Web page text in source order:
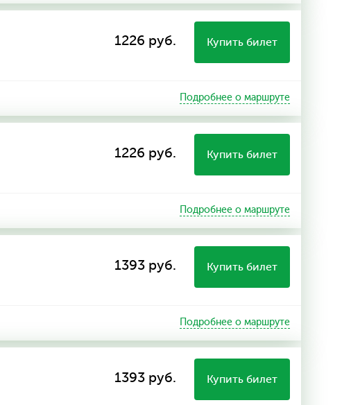
1226 руб. Купить билет
Подробнее о маршруте
1226 руб. Купить билет
Подробнее о маршруте
1393 руб. Купить билет
Подробнее о маршруте
1393 руб. Купить билет